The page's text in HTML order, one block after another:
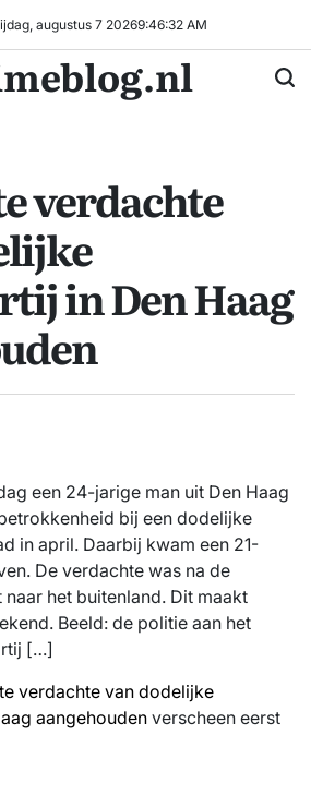
augustus 7 20269:46:32 AM
verdachte
in Den Haag
een 24-jarige man uit Den Haag
bij een dodelijke
in april. Daarbij kwam een 21-
De verdachte was na de
het buitenland. Dit maakt
Beeld: de politie aan het
[…]
verdachte van dodelijke
aangehouden verscheen eerst